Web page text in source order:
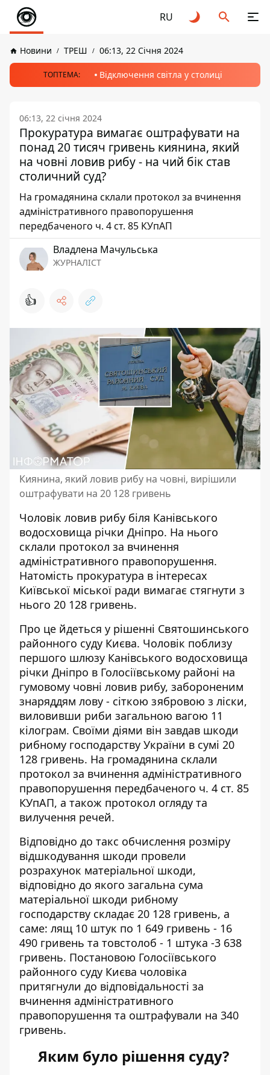
RU
Новини ТРЕШ 06:13, 22 Січня 2024
ТОПТЕМА: Відключення світла у столиці
06:13, 22 січня 2024
Прокуратура вимагає оштрафувати на
понад 20 тисяч гривень киянина, який
на човні ловив рибу - на чий бік став
столичний суд?
На громадянина склали протокол за вчинення
адміністративного правопорушення
передбаченого ч. 4 ст. 85 КУпАП
Владлена Мачульська
ЖУРНАЛІСТ
👍
Киянина, який ловив рибу на човні, вирішили
оштрафувати на 20 128 гривень
Чоловік ловив рибу біля Канівського
водосховища річки Дніпро. На нього
склали протокол за вчинення
адміністративного правопорушення.
Натомість прокуратура в інтересах
Київської міської ради вимагає стягнути з
нього 20 128 гривень.
Про це йдеться у рішенні Святошинського
районного суду Києва. Чоловік поблизу
першого шлюзу Канівського водосховища
річки Дніпро в Голосіївському районі на
гумовому човні ловив рибу, забороненим
знаряддям лову - сіткою зябровою з ліски,
виловивши риби загальною вагою 11
кілограм. Своїми діями він завдав шкоди
рибному господарству України в сумі 20
128 гривень. На громадянина склали
протокол за вчинення адміністративного
правопорушення передбаченого ч. 4 ст. 85
КУпАП, а також протокол огляду та
вилучення речей.
Відповідно до такс обчислення розміру
відшкодування шкоди провели
розрахунок матеріальної шкоди,
відповідно до якого загальна сума
матеріальної шкоди рибному
господарству складає 20 128 гривень, а
саме: лящ 10 штук по 1 649 гривень - 16
490 гривень та товстолоб - 1 штука -3 638
гривень. Постановою Голосіївського
районного суду Києва чоловіка
притягнули до відповідальності за
вчинення адміністративного
правопорушення та оштрафували на 340
гривень.
Яким було рішення суду?